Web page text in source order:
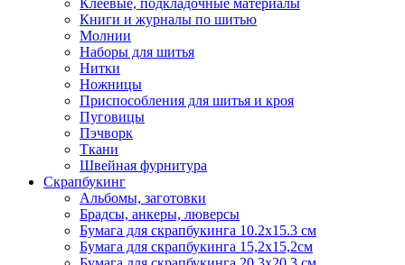
Клеевые, подкладочные материалы
Книги и журналы по шитью
Молнии
Наборы для шитья
Нитки
Ножницы
Приспособления для шитья и кроя
Пуговицы
Пэчворк
Ткани
Швейная фурнитура
Скрапбукинг
Альбомы, заготовки
Брадсы, анкеры, люверсы
Бумага для скрапбукинга 10.2х15.3 см
Бумага для скрапбукинга 15,2х15,2см